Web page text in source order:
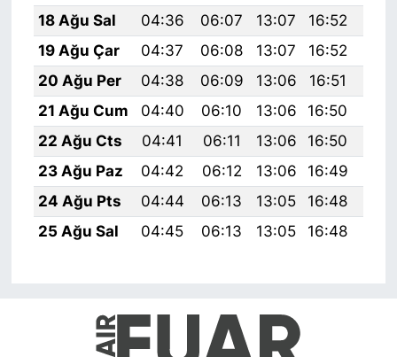
18 Ağu Sal
04:36 06:07 13:07 16:52
19 Ağu Çar
04:37 06:08 13:07 16:52
20 Ağu Per
04:38 06:09 13:06 16:51
21 Ağu Cum
04:40 06:10 13:06 16:50
22 Ağu Cts
04:41 06:11 13:06 16:50
23 Ağu Paz
04:42 06:12 13:06 16:49
24 Ağu Pts
04:44 06:13 13:05 16:48
25 Ağu Sal
04:45 06:13 13:05 16:48